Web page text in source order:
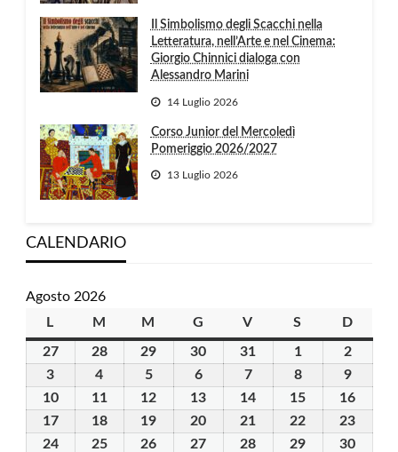
Il Simbolismo degli Scacchi nella
Letteratura, nell’Arte e nel Cinema:
Giorgio Chinnici dialoga con
Alessandro Marini
14 Luglio 2026
Corso Junior del Mercoledì
Pomeriggio 2026/2027
13 Luglio 2026
CALENDARIO
Agosto 2026
L
M martedì
M mercoledì
G giovedìV venerdì
S sabatoD
2727
Luglio
2026
2828
29 30 31 11
Agosto
2026
22
Agosto
2026
3
Agosto
2026
4
Agosto
2026
55
Agosto
2026
66
Agosto
2026
77
Agosto
2026
88
Agosto
2026
99
Agosto
2026
1010
Agosto
2026
1111
Agosto
2026
12
Agosto
13
Agosto
14
Agosto
15
Agosto
16
1717
Agosto
1818
Agosto
19
Agosto
20
Agosto
21
Agosto
22
Agosto
23
2424
2525
26 27 28 29 30